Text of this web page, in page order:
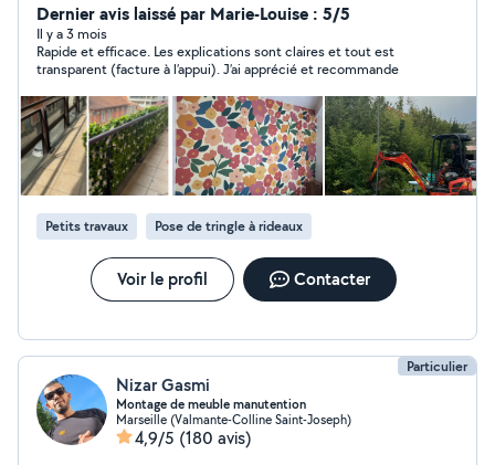
services de la construction à la rénovation de A à Z. Je
possède le permis Cases pour tout travaux de
TERRASSEMENT (tractopelle, mini-pelle..) Devis gratuit -
Urgence plomberie Marseille 7/7 *COMPÉTENCE
Chauffe eau Débouchage, modification et création de
tout réseaux de canalisation Alimentation d'eau /
d'évacuation Recherche et réparation de fuite
Installation sanitaire : Douche, WC, lavabo, mitigeur,
meuble, robinetterie Reprise étanchéité joint de
douche / baignoire Faïence / carrelage / crédence
Pompe de relevage Pose et réparation volet roulant /
porte fenêtre PVC Installation électroménager, inter +
prise, éclairage, tringle, montage cuisine, fixation
meuble.. Transport / livraison Démolition / Évacuation
placo, peinture,tapisserie.. Rénovation complète
Dernier avis laissé par Marie-Louise : 5/5
Il y a 3 mois
Rapide et efficace. Les explications sont claires et tout est
transparent (facture à l’appui). J’ai apprécié et recommande
Petits travaux Pose de tringle à rideaux
Voir le profil Contacter
Particulier
Nizar Gasmi
Montage de meuble manutention
Marseille (Valmante-Colline Saint-Joseph)
4,9/5 (180 avis)